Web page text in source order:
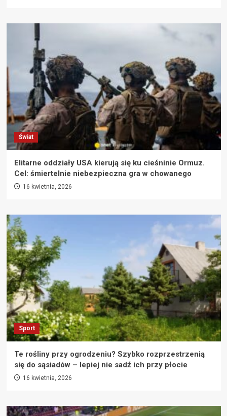
Świat
Elitarne oddziały USA kierują się ku cieśninie Ormuz.
Cel: śmiertelnie niebezpieczna gra w chowanego
16 kwietnia, 2026
Sport
Te rośliny przy ogrodzeniu? Szybko rozprzestrzenią
się do sąsiadów – lepiej nie sadź ich przy płocie
16 kwietnia, 2026